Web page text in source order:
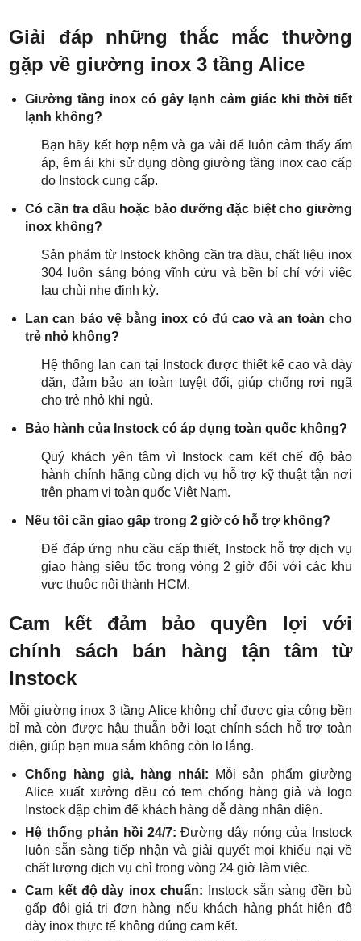
Giải đáp những thắc mắc thường
gặp về giường inox 3 tầng Alice
Giường tầng inox có gây lạnh cảm giác khi thời tiết
lạnh không?
Bạn hãy kết hợp nệm và ga vải để luôn cảm thấy ấm
áp, êm ái khi sử dụng dòng giường tầng inox cao cấp
do Instock cung cấp.
Có cần tra dầu hoặc bảo dưỡng đặc biệt cho giường
inox không?
Sản phẩm từ Instock không cần tra dầu, chất liệu inox
304 luôn sáng bóng vĩnh cửu và bền bỉ chỉ với việc
lau chùi nhẹ định kỳ.
Lan can bảo vệ bằng inox có đủ cao và an toàn cho
trẻ nhỏ không?
Hệ thống lan can tại Instock được thiết kế cao và dày
dặn, đảm bảo an toàn tuyệt đối, giúp chống rơi ngã
cho trẻ nhỏ khi ngủ.
Bảo hành của Instock có áp dụng toàn quốc không?
Quý khách yên tâm vì Instock cam kết chế độ bảo
hành chính hãng cùng dịch vụ hỗ trợ kỹ thuật tận nơi
trên phạm vi toàn quốc Việt Nam.
Nếu tôi cần giao gấp trong 2 giờ có hỗ trợ không?
Để đáp ứng nhu cầu cấp thiết, Instock hỗ trợ dịch vụ
giao hàng siêu tốc trong vòng 2 giờ đối với các khu
vực thuộc nội thành HCM.
Cam kết đảm bảo quyền lợi với
chính sách bán hàng tận tâm từ
Instock
Mỗi giường inox 3 tầng Alice không chỉ được gia công bền
bỉ mà còn được hậu thuẫn bởi loạt chính sách hỗ trợ toàn
diện, giúp bạn mua sắm không còn lo lắng.
Chống hàng giả, hàng nhái: Mỗi sản phẩm giường
Alice xuất xưởng đều có tem chống hàng giả và logo
Instock dập chìm để khách hàng dễ dàng nhận diện.
Hệ thống phản hồi 24/7:Đường dây nóng của Instock
luôn sẵn sàng tiếp nhận và giải quyết mọi khiếu nại về
chất lượng dịch vụ chỉ trong vòng 24 giờ làm việc.
Cam kết độ dày inox chuẩn:
Instock sẵn sàng đền bù
gấp đôi giá trị đơn hàng nếu khách hàng phát hiện độ
dày inox thực tế không đúng cam kết.